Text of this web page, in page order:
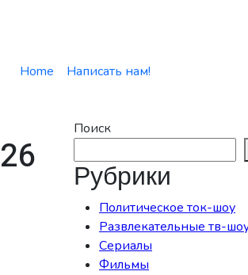
Home Написать нам!
Поиск
Рубрики
Политическое ток-шоу
Развлекательные тв-
Сериалы
Фильмы